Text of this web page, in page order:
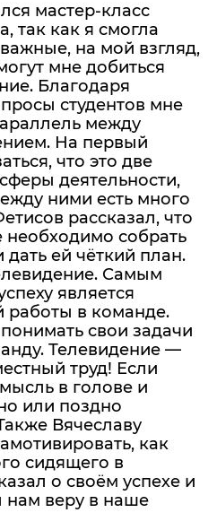
мастер-класс
так как я смогла
на мой взгляд,
мне добиться
Благодаря
студентов мне
между
На первый
что это две
деятельности,
ними есть много
рассказал, что
необходимо собрать
ей чёткий план.
Самым
является
работы в команде.
свои задачи
Телевидение —
труд! Если
в голове и
или поздно
Вячеславу
как
сидящего в
о своём успехе и
веру в наше